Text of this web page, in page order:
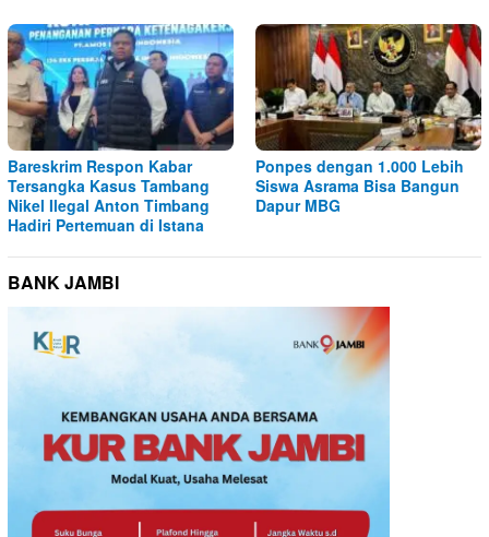
Bareskrim Respon Kabar
Tersangka Kasus Tambang
Nikel Ilegal Anton Timbang
Hadiri Pertemuan di Istana
Ponpes dengan 1.000 Lebih
Siswa Asrama Bisa Bangun
Dapur MBG
BANK JAMBI